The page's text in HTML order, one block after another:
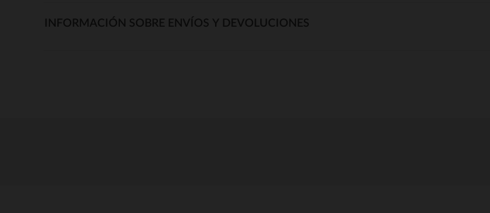
INFORMACIÓN SOBRE ENVÍOS Y DEVOLUCIONES